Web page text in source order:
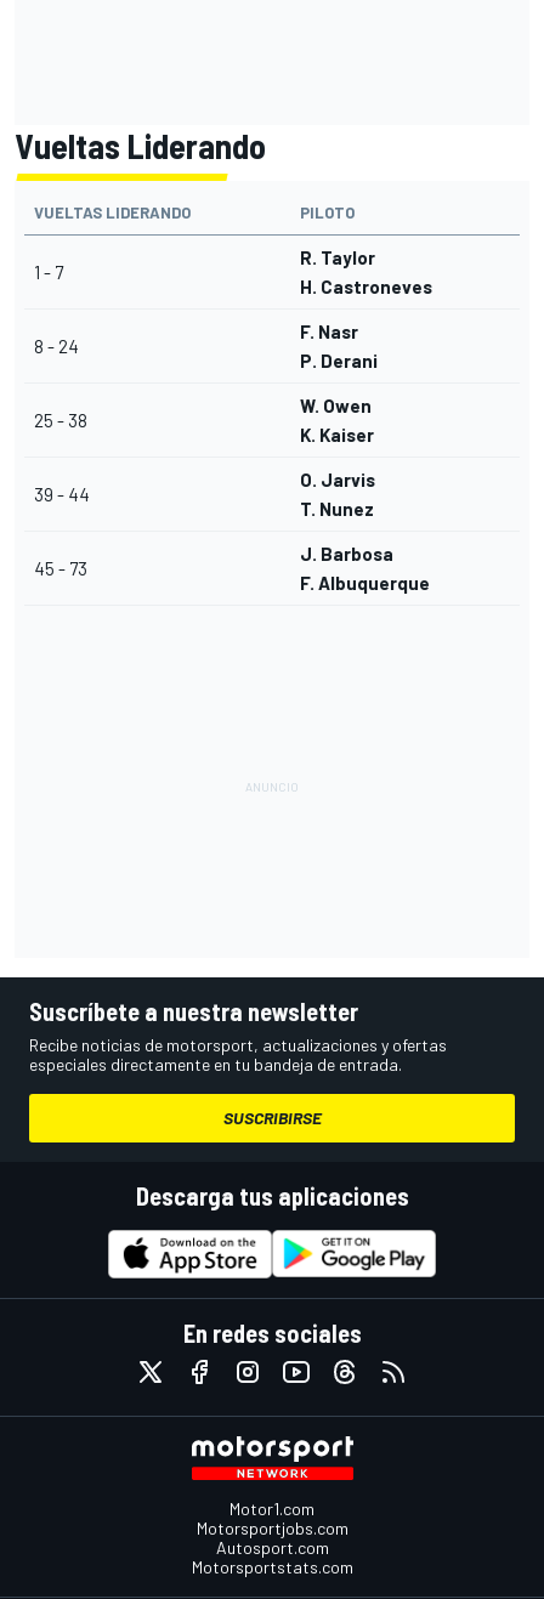
Vueltas Liderando
VUELTAS LIDERANDO PILOTO
1 - 7
R. Taylor
H. Castroneves
8 - 24
F. Nasr
P. Derani
25 - 38
W. Owen
K. Kaiser
39 - 44
O. Jarvis
T. Nunez
45 - 73
J. Barbosa
F. Albuquerque
Suscríbete a nuestra newsletter
Recibe noticias de motorsport, actualizaciones y ofertas
especiales directamente en tu bandeja de entrada.
SUSCRIBIRSE
Descarga tus aplicaciones
En redes sociales
Motor1.com
Motorsportjobs.com
Autosport.com
Motorsportstats.com